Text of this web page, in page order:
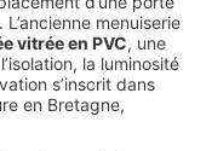
menuiserie
vitrée en PVC, une
la luminosité
s’inscrit dans
en Bretagne,